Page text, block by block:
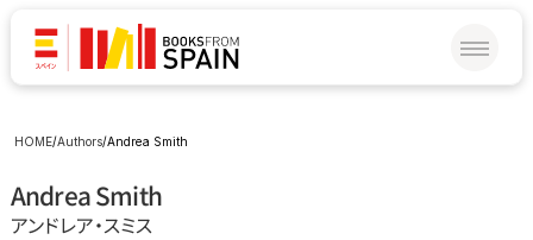
HOME/Authors/Andrea Smith
Andrea Smith
アンドレア‧スミス